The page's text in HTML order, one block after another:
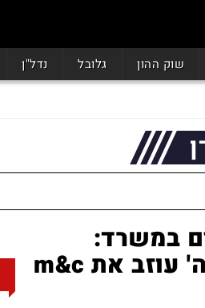
שוק ההון גלובל נדל"ן
שנים במשרד:
תקציב 'מנטה' עוזב את m&c